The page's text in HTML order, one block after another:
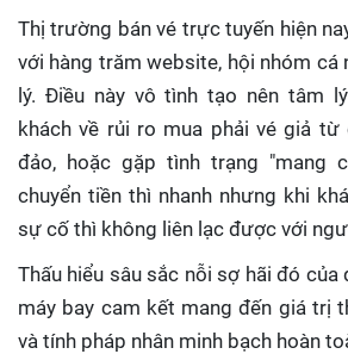
Thị trường bán vé trực tuyến hiện
với hàng trăm website, hội nhóm cá
lý. Điều này vô tình tạo nên tâm
khách về rủi ro mua phải vé giả
đảo, hoặc gặp tình trạng "mang
chuyển tiền thì nhanh nhưng khi
sự cố thì không liên lạc được với
Thấu hiểu sâu sắc nỗi sợ hãi đó của
máy bay cam kết mang đến giá trị
và tính pháp nhân minh bạch hoàn